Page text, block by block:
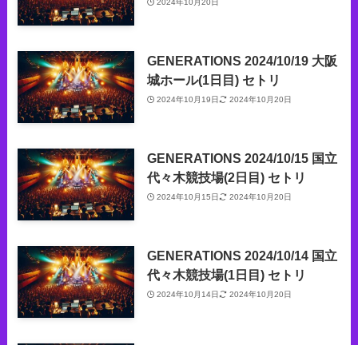
2024年10月20日
GENERATIONS 2024/10/19 大阪
城ホール(1日目) セトリ
2024年10月19日 2024年10月20日
GENERATIONS 2024/10/15 国立
代々木競技場(2日目) セトリ
2024年10月15日 2024年10月20日
GENERATIONS 2024/10/14 国立
代々木競技場(1日目) セトリ
2024年10月14日 2024年10月20日